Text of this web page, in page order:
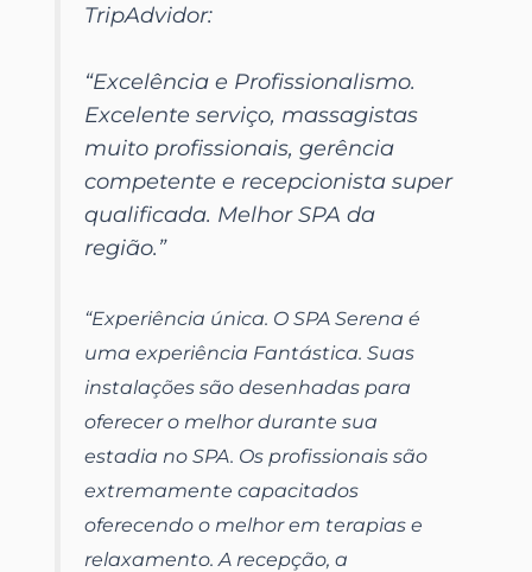
TripAdvidor:
“Excelência e Profissionalismo.
Excelente serviço, massagistas
muito profissionais, gerência
competente e recepcionista super
qualificada. Melhor SPA da
região.”
“Experiência única. O SPA Serena é
uma experiência Fantástica. Suas
instalações são desenhadas para
oferecer o melhor durante sua
estadia no SPA. Os profissionais são
extremamente capacitados
oferecendo o melhor em terapias e
relaxamento. A recepção, a